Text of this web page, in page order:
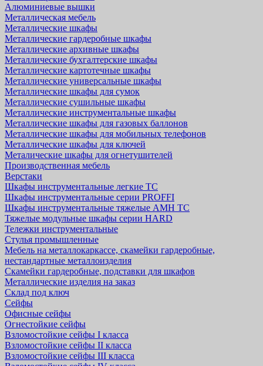
Алюминиевые вышки
Металлическая мебель
Металлические шкафы
Металлические гардеробные шкафы
Металлические архивные шкафы
Металлические бухгалтерские шкафы
Металлические картотечные шкафы
Металлические универсальные шкафы
Металлические шкафы для сумок
Металлические сушильные шкафы
Металлические инструментальные шкафы
Металлические шкафы для газовых баллонов
Металлические шкафы для мобильных телефонов
Металлические шкафы для ключей
Металические шкафы для огнетушителей
Производственная мебель
Верстаки
Шкафы инструментальные легкие ТС
Шкафы инструментальные серии PROFFI
Шкафы инструментальные тяжелые AMH TC
Тяжелые модульные шкафы серии HARD
Тележки инструментальные
Стулья промышленные
Мебель на металлокаркассе, скамейки гардеробные,
нестандартные металлоизделия
Скамейки гардеробные, подставки для шкафов
Металлические изделия на заказ
Склад под ключ
Сейфы
Офисные сейфы
Огнестойкие сейфы
Взломостойкие сейфы I класса
Взломостойкие сейфы II класса
Взломостойкие сейфы III класса